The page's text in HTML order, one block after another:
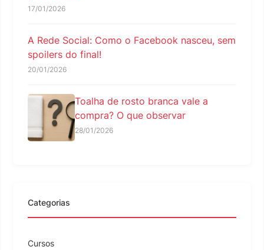
17/01/2026
A Rede Social: Como o Facebook nasceu, sem
spoilers do final!
20/01/2026
Toalha de rosto branca vale a
compra? O que observar
28/01/2026
Categorias
Cursos